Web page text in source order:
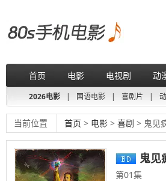
首页 电影 电视剧 动
2026电影 | 国语电影 | 喜剧片 |
当前位置 首页 > 电影 > 喜剧 > 鬼见
鬼见
第01集